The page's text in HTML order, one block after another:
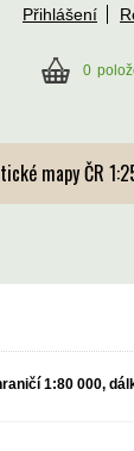
Přihlášení
0
mapy ČR
1:80 000,